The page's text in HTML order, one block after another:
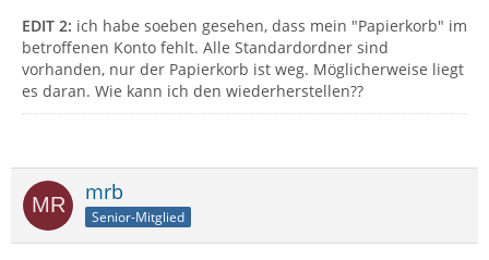
EDIT 2: ich habe soeben gesehen, dass mein "Papierkorb" im
betroffenen Konto fehlt. Alle Standardordner sind
vorhanden, nur der Papierkorb ist weg. Möglicherweise liegt
es daran. Wie kann ich den wiederherstellen??
mrb
Senior-Mitglied